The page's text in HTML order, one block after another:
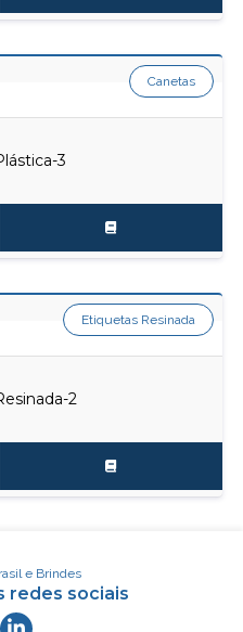
3
Canetas
2
Etiquetas Resinada
redes sociais